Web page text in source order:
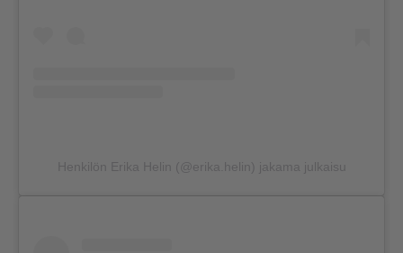
Henkilön Erika Helin (@erika.helin) jakama julkaisu